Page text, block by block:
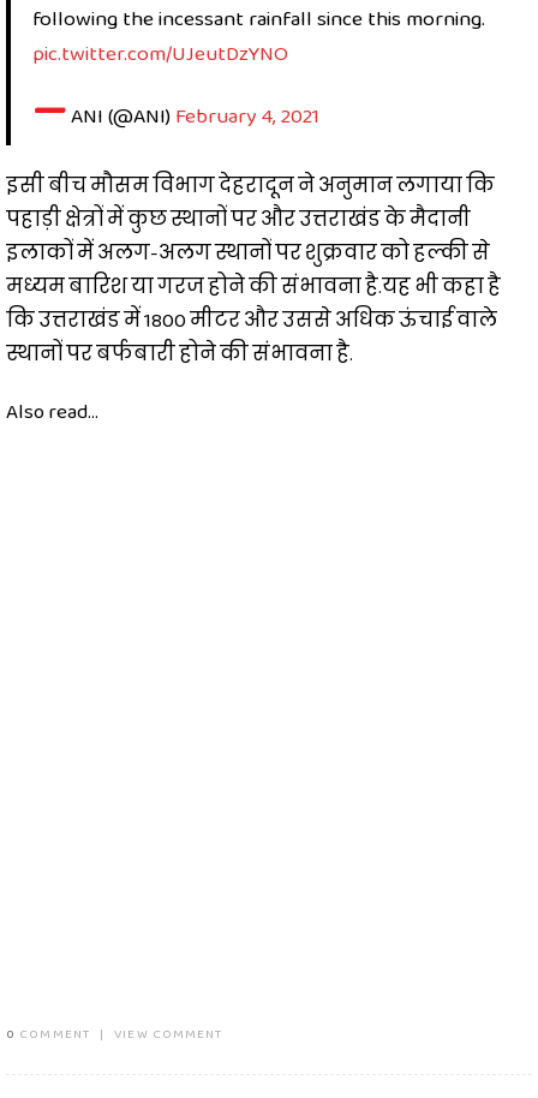
following the incessant rainfall since this morning.
pic.twitter.com/UJeutDzYNO
—ANI (@ANI)February 4, 2021
इसी बीच मौसम विभाग देहरादून ने अनुमान लगाया कि
पहाड़ी क्षेत्रों में कुछ स्थानों पर और उत्तराखंड के मैदानी
इलाकों में अलग-अलग स्थानों पर शुक्रवार को हल्की से
मध्यम बारिश या गरज होने की संभावना है.यह भी कहा है
कि उत्तराखंड में 1800 मीटर और उससे अधिक ऊंचाई वाले
स्थानों पर बर्फबारी होने की संभावना है.
Also read...
0 COMMENT | VIEW COMMENT